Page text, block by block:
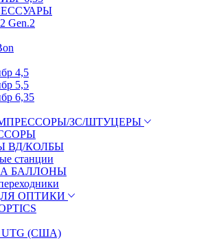
Gen.2
4,5
5,5
6,35
ЗС/ШТУЦЕРЫ
ВД/КОЛБЫ
станции
БАЛЛОНЫ
ОПТИКИ
UTG (США)